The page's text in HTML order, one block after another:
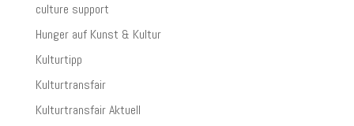
culture support
Hunger auf Kunst & Kultur
Kulturtipp
Kulturtransfair
Kulturtransfair Aktuell